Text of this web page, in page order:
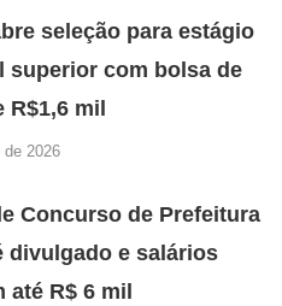
seleção para estágio
superior com bolsa de
R$1,6 mil
de 2026
Concurso de Prefeitura
divulgado e salários
até R$ 6 mil